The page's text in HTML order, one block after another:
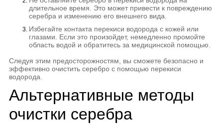
длительное время. Это может привести к повреждению
серебра и изменению его внешнего вида.
Избегайте контакта перекиси водорода с кожей или
глазами. Если это произойдет, немедленно промойте
область водой и обратитесь за медицинской помощью.
Следуя этим предосторожностям, вы сможете безопасно и
эффективно очистить серебро с помощью перекиси
водорода.
Альтернативные методы
очистки серебра